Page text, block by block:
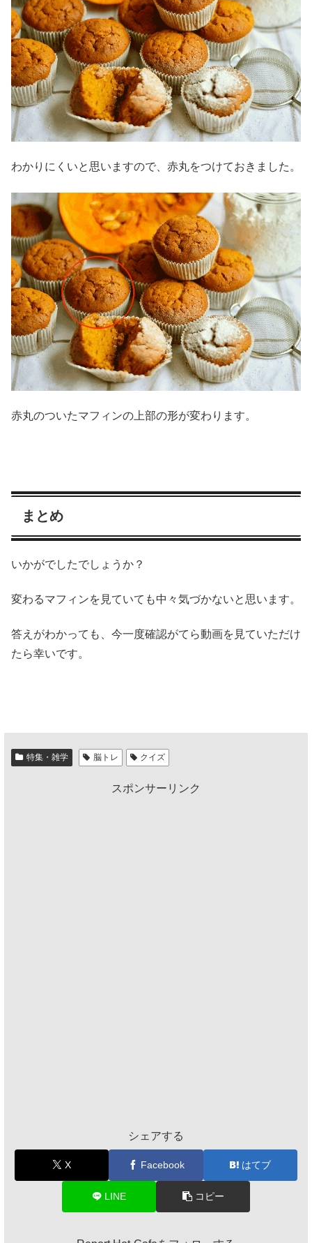
わかりにくいと思いますので、赤丸をつけておきました。
赤丸のついたマフィンの上部の形が変わります。
まとめ
いかがでしたでしょうか？
変わるマフィンを見ていても中々気づかないと思います。
答えがわかっても、今一度確認がてら動画を見ていただけ
たら幸いです。
特集・雑学 脳トレ クイズ
スポンサーリンク
シェアする
X Facebook はてブ
LINE コピー